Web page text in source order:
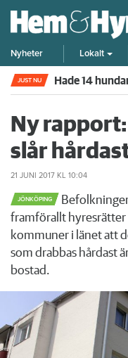
Nyheter Lokalt
JUST NU Hade 14
Ny
slår
21 JUNI 2017 KL 10:04
JÖNKÖPING
framförallt hyresrätter
kommuner i länet att
som drabbas hårdast
bostad.